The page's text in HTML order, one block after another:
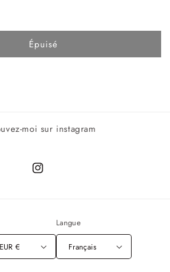
Épuisé
moi sur instagram
Instagram
France | EUR €
Langue
Français